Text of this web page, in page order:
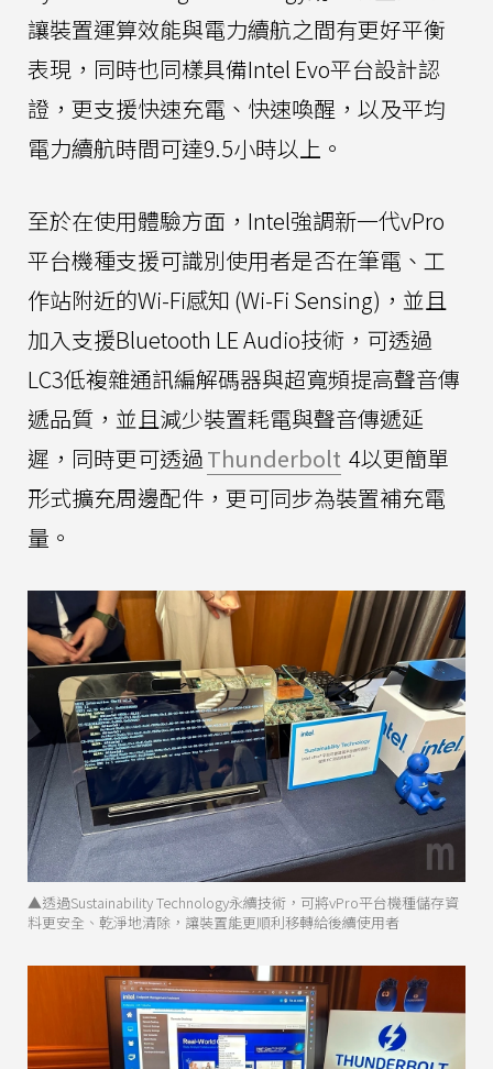
讓裝置運算效能與電力續航之間有更好平衡
表現，同時也同樣具備Intel Evo平台設計認
證，更支援快速充電、快速喚醒，以及平均
電力續航時間可達9.5小時以上。
至於在使用體驗方面，Intel強調新一代vPro
平台機種支援可識別使用者是否在筆電、工
作站附近的Wi-Fi感知 (Wi-Fi Sensing)，並且
加入支援Bluetooth LE Audio技術，可透過
LC3低複雜通訊編解碼器與超寬頻提高聲音傳
遞品質，並且減少裝置耗電與聲音傳遞延
遲，同時更可透過Thunderbolt 4以更簡單
形式擴充周邊配件，更可同步為裝置補充電
量。
▲透過Sustainability Technology永續技術，可將vPro平台機種儲存資
料更安全、乾淨地清除，讓裝置能更順利移轉給後續使用者